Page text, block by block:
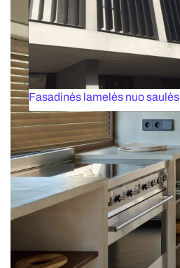
Fasadinės lamelės nuo saulės